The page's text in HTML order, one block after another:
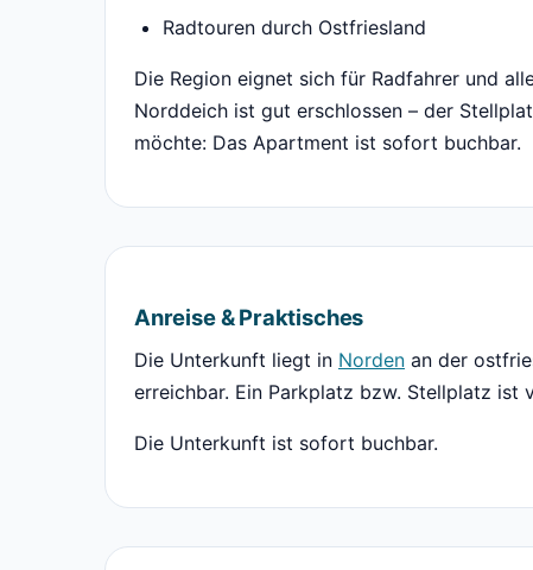
Radtouren durch Ostfriesland
Die Region eignet sich für Radfahrer und
Norddeich ist gut erschlossen – der
möchte: Das Apartment ist sofort buchbar.
Anreise & Praktisches
Die Unterkunft liegt in Norden an der
erreichbar. Ein Parkplatz bzw. Stellplatz ist
Die Unterkunft ist sofort buchbar.